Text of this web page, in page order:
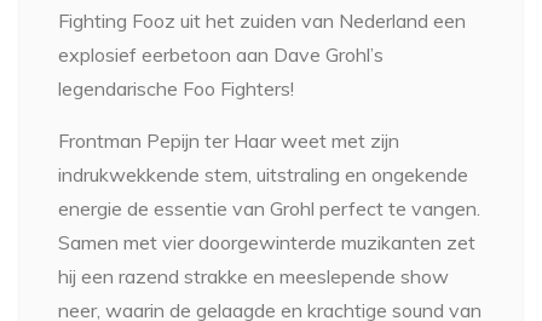
Fighting Fooz uit het zuiden van Nederland een
explosief eerbetoon aan Dave Grohl’s
legendarische Foo Fighters!
Frontman Pepijn ter Haar weet met zijn
indrukwekkende stem, uitstraling en ongekende
energie de essentie van Grohl perfect te vangen.
Samen met vier doorgewinterde muzikanten zet
hij een razend strakke en meeslepende show
neer, waarin de gelaagde en krachtige sound van